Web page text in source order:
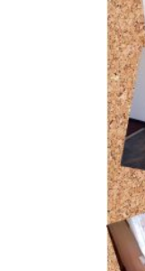
特別なダイニ
一枚板用のテ
樹種紹介
コーディネー
メンテナンス